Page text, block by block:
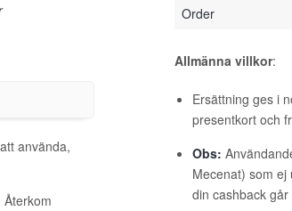
använda,
Order
Allmänna villkor:
Ersättning ges i
presentkort och
Obs:
Mecenat) som
din cashback